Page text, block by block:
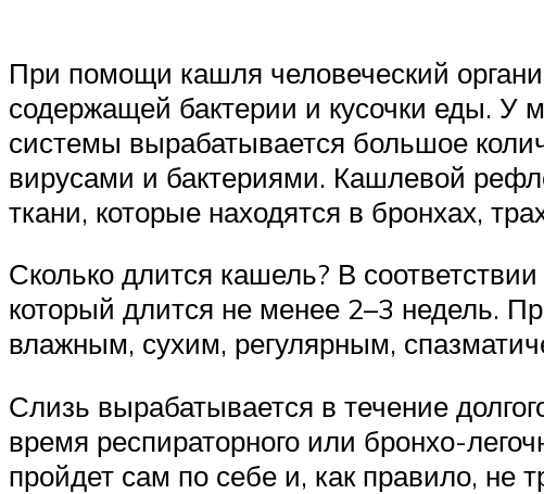
При помощи кашля человеческий
содержащей бактерии и кусочки еды. У
системы вырабатывается большое
вирусами и бактериями. Кашлевой
ткани, которые находятся в бронхах,
Сколько длится кашель? В
который длится не менее 2–3 недель.
влажным, сухим, регулярным,
Слизь вырабатывается в течение
время респираторного или бронхо-
пройдет сам по себе и, как правило, не